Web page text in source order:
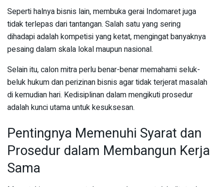
Seperti halnya bisnis lain, membuka gerai Indomaret juga
tidak terlepas dari tantangan. Salah satu yang sering
dihadapi adalah kompetisi yang ketat, mengingat banyaknya
pesaing dalam skala lokal maupun nasional.
Selain itu, calon mitra perlu benar-benar memahami seluk-
beluk hukum dan perizinan bisnis agar tidak terjerat masalah
di kemudian hari. Kedisiplinan dalam mengikuti prosedur
adalah kunci utama untuk kesuksesan.
Pentingnya Memenuhi Syarat dan
Prosedur dalam Membangun Kerja
Sama